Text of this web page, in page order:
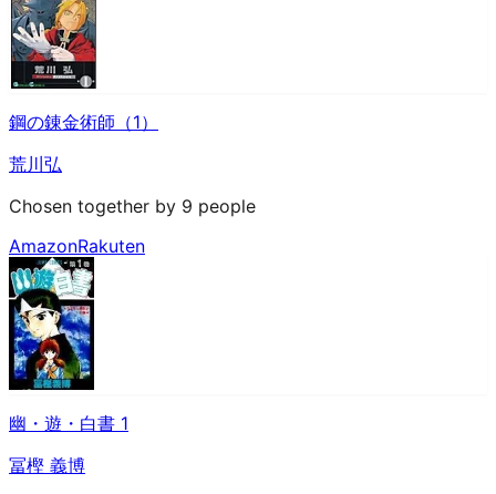
鋼の錬金術師（1）
荒川弘
Chosen together by 9 people
AmazonRakuten
幽・遊・白書 1
冨樫 義博